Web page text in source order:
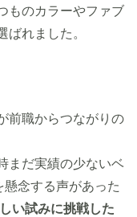
ものカラーやファブ
ばれました。
前職からつながりの
まだ実績の少ないベ
念する声があった
い試みに挑戦した